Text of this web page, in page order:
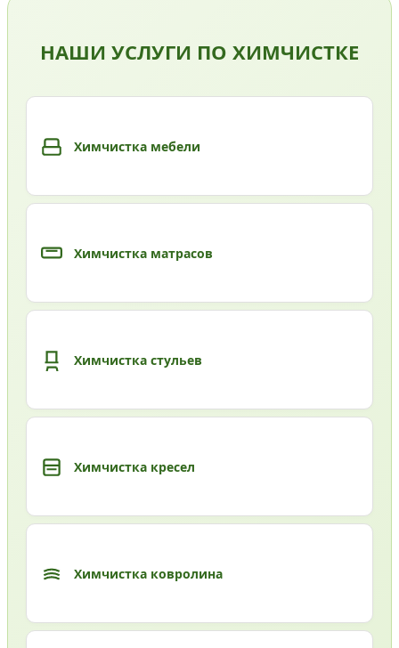
НАШИ УСЛУГИ ПО ХИМЧИСТКЕ
Химчистка мебели
Химчистка матрасов
Химчистка стульев
Химчистка кресел
Химчистка ковролина